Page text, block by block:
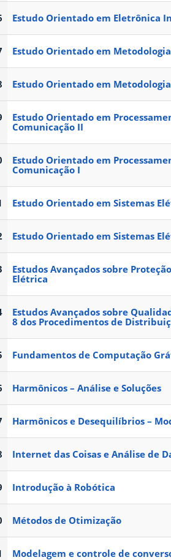
Estudo Orientado em Eletrônica
Estudo Orientado em
Estudo Orientado em
Estudo Orientado em
Comunicação II
Estudo Orientado em
Comunicação I
Estudo Orientado em Sistemas
Estudo Orientado em Sistemas
Estudos Avançados sobre
Elétrica
Estudos Avançados sobre
8 dos Procedimentos de
Fundamentos de Computação
Harmônicos – Análise e Soluções
Harmônicos e Desequilíbrios –
Internet das Coisas e Análise de
Introdução à Robótica
Métodos de Otimização
Modelagem e controle de